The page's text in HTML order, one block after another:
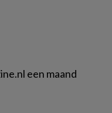
een maand